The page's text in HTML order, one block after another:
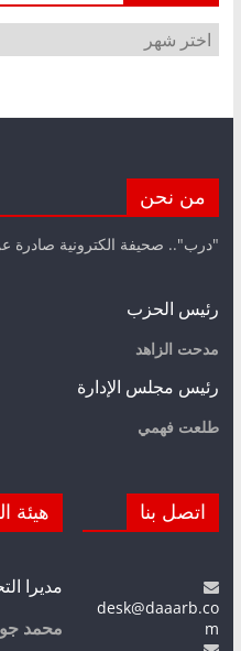
الأرشيف
من نحن
"درب".. صحيفة الكترونية صادرة
رئيس الحزب
مدحت الزاهد
رئيس مجلس الإدارة
طلعت فهمي
اتصل بنا
desk@daaarb.co
m
هيئة
مديرا
محمد